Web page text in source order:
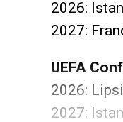
2026:
2027:
UEFA
2026:
2027: